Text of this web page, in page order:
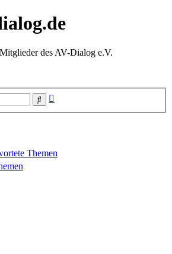
des AV-Dialog e.V.
Suche
Themen